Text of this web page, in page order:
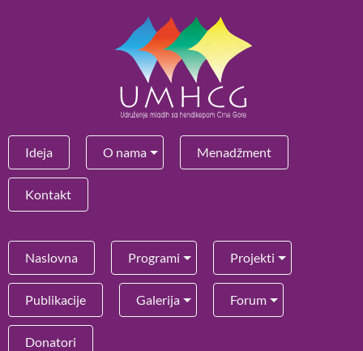
Ideja O nama Menadžment
Kontakt
Naslovna Programi Projekti
Publikacije Galerija Forum
Donatori